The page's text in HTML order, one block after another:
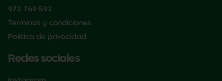
972 769 592
Términos y condiciones
Política de privacidad
Redes sociales